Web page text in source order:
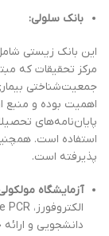
بانک سلولی:
مرکز تحقیقات که
جمعیت‌شناختی
اهمیت بوده و
پایان‌نامه‌های
پذیرفته است.
آزمایشگاه
دانشجویی و